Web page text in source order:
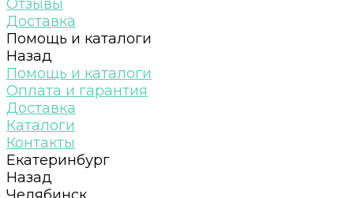
Отзывы
Доставка
Помощь и каталоги
Назад
Помощь и каталоги
Оплата и гарантия
Доставка
Каталоги
Контакты
Екатеринбург
Назад